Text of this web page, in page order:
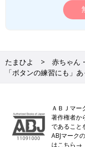
たまひよ 赤ちゃん
「ボタンの練習にも」
ＡＢＪマー
著作権者か
であること
ABJマーク
はこち